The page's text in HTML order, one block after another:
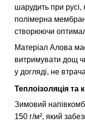
шарудить при
полімерна
створюючи
Матеріал Алова
витримувати дощ
у догляді, не
Теплоізоляція
Зимовий
150 г/м², який